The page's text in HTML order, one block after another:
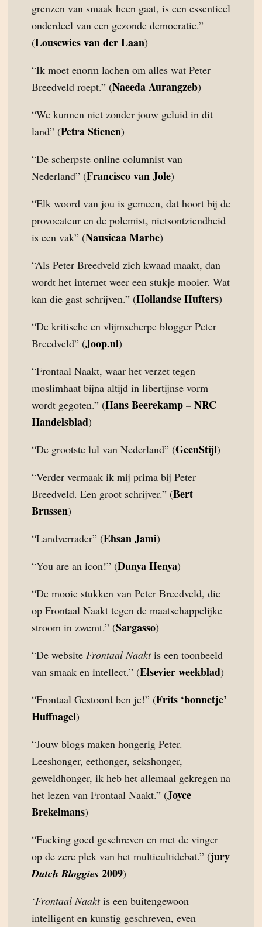
grenzen van smaak heen gaat, is een essentieel
onderdeel van een gezonde democratie.”
(Lousewies van der Laan)
“Ik moet enorm lachen om alles wat Peter
Breedveld roept.” (Naeeda Aurangzeb)
“We kunnen niet zonder jouw geluid in dit
land” (Petra Stienen)
“De scherpste online columnist van
Nederland” (Francisco van Jole)
“Elk woord van jou is gemeen, dat hoort bij de
provocateur en de polemist, nietsontziendheid
is een vak” (Nausicaa Marbe)
“Als Peter Breedveld zich kwaad maakt, dan
wordt het internet weer een stukje mooier. Wat
kan die gast schrijven.” (Hollandse Hufters)
“De kritische en vlijmscherpe blogger Peter
Breedveld” (Joop.nl)
“Frontaal Naakt, waar het verzet tegen
moslimhaat bijna altijd in libertijnse vorm
wordt gegoten.” (Hans Beerekamp – NRC
Handelsblad)
“De grootste lul van Nederland” (GeenStijl)
“Verder vermaak ik mij prima bij Peter
Breedveld. Een groot schrijver.” (Bert
Brussen)
“Landverrader” (Ehsan Jami)
“You are an icon!” (Dunya Henya)
“De mooie stukken van Peter Breedveld, die
op Frontaal Naakt tegen de maatschappelijke
stroom in zwemt.” (Sargasso)
“De website Frontaal Naaktis een toonbeeld
van smaak en intellect.” (Elsevier weekblad)
“Frontaal Gestoord ben je!” (Frits ‘bonnetje’
Huffnagel)
“Jouw blogs maken hongerig Peter.
Leeshonger, eethonger, sekshonger,
geweldhonger, ik heb het allemaal gekregen na
het lezen van Frontaal Naakt.” (Joyce
Brekelmans)
“Fucking goed geschreven en met de vinger
op de zere plek van het multicultidebat.” (jury
Dutch Bloggies 2009)
‘Frontaal Naaktis een buitengewoon
intelligent en kunstig geschreven, even